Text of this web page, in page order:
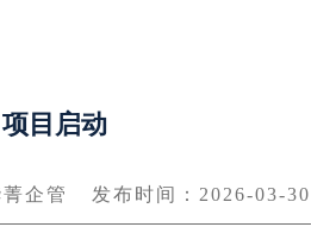
目启动
企管 发布时间：2026-03-30